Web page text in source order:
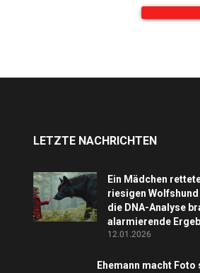
LETZTE NACHRICHTEN
Ein Mädchen
riesigen
die DNA-Analyse
alarmierende
12.01.2026
Ehemann macht Foto